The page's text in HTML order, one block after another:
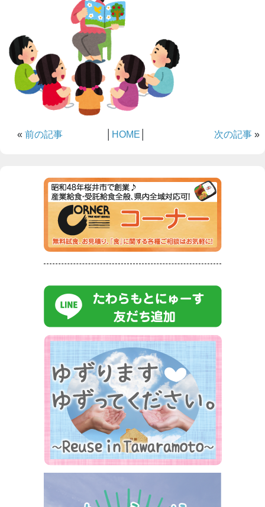
« 前の記事 HOME 次の記事 »